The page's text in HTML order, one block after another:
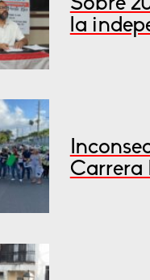
la
Carrera